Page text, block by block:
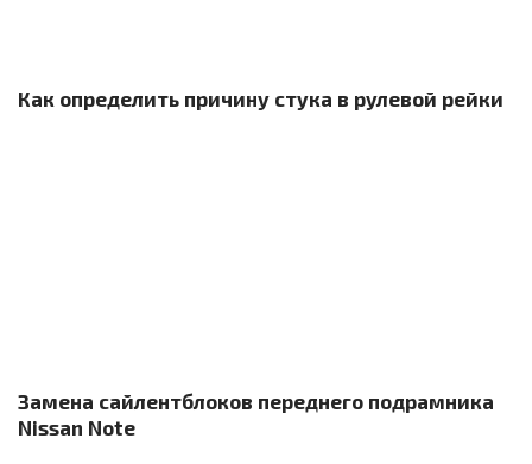
Как определить причину стука в рулевой рейки
Замена сайлентблоков переднего подрамника
Nissan Note